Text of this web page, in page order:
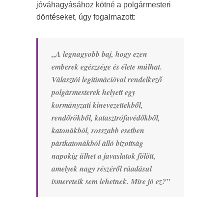
jóváhagyásához kötné a polgármesteri
döntéseket, úgy fogalmazott:
„A legnagyobb baj, hogy ezen
emberek egészsége és élete múlhat.
Választói legitimációval rendelkező
polgármesterek helyett egy
kormányzati kinevezettekből,
rendőrökből, katasztrófavédőkből,
katonákból, rosszabb esetben
pártkatonákból álló bizottság
napokig ülhet a javaslatok fölött,
amelyek nagy részéről ráadásul
ismereteik sem lehetnek. Mire jó ez?”